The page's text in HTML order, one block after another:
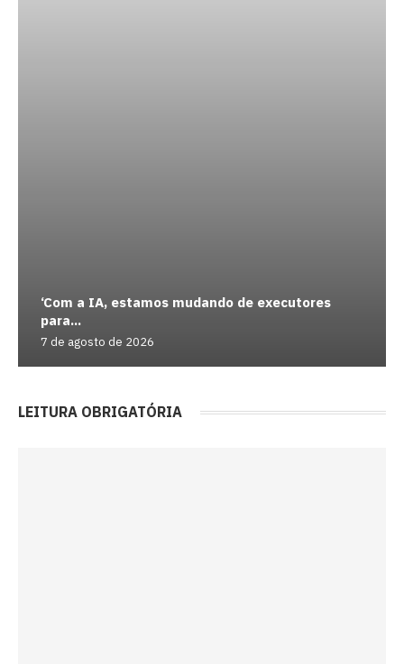
‘Com a IA, estamos mudando de executores
para...
7 de agosto de 2026
LEITURA OBRIGATÓRIA